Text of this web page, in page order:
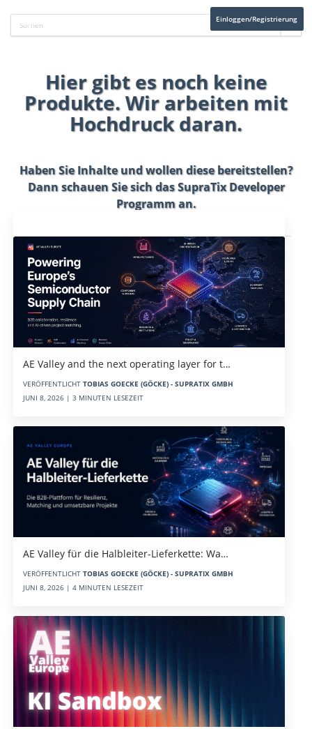
Einloggen/Registrierung
Hier gibt es noch keine
Produkte. Wir arbeiten mit
Hochdruck daran.
Haben Sie Inhalte und wollen diese bereitstellen?
Dann schauen Sie sich dasSupraTix Developer
Programman.
AE Valley and the next operating layer for t…
VERÖFFENTLICHT TOBIAS GOECKE (GÖCKE) - SUPRATIX GMBH
JUNI 8, 2026 | 3 MINUTEN LESEZEIT
AE Valley für die Halbleiter-Lieferkette: Wa…
VERÖFFENTLICHT TOBIAS GOECKE (GÖCKE) - SUPRATIX GMBH
JUNI 8, 2026 | 4 MINUTEN LESEZEIT